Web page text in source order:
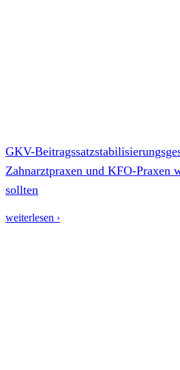
GKV-
Zahnarztpraxen und KFO-Praxen
sollten
weiterlesen ›